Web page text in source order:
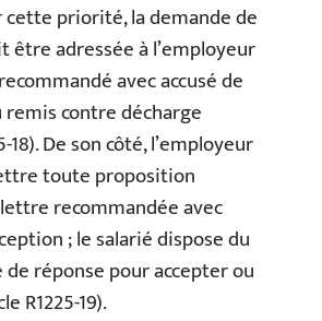
cette priorité, la demande de
être adressée à l’employeur
avec accusé de
contre décharge
18). De son côté, l’employeur
toute proposition
recommandée avec
; le salarié dispose du
réponse pour accepter ou
R1225-19).